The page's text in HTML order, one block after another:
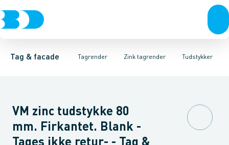
Tag & facade Tagrender
TagrenderPlader, coils & skifer Taginddækninger & taghætter
Zink tagrender
Zink tagrender Plast tagrender Stål tagrender Kobber
Tudstykker
TagrenderNedløbsrørBøjninger 40gr.Bøjninger 60gr.
VM zinc tudstykke 80
mm. Firkantet. Blank -